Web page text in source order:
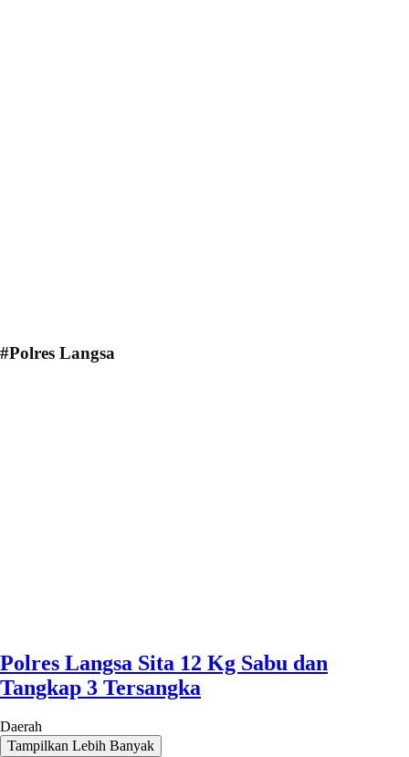
#Polres Langsa
Polres Langsa Sita 12 Kg Sabu dan
Tangkap 3 Tersangka
Daerah
Tampilkan Lebih Banyak